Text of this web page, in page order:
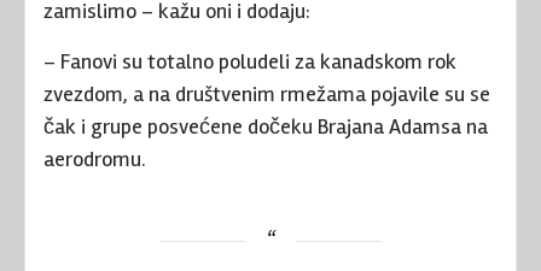
zamislimo – kažu oni i dodaju:
– Fanovi su totalno poludeli za kanadskom rok
zvezdom, a na društvenim rmežama pojavile su se
čak i grupe posvećene dočeku Brajana Adamsa na
aerodromu.